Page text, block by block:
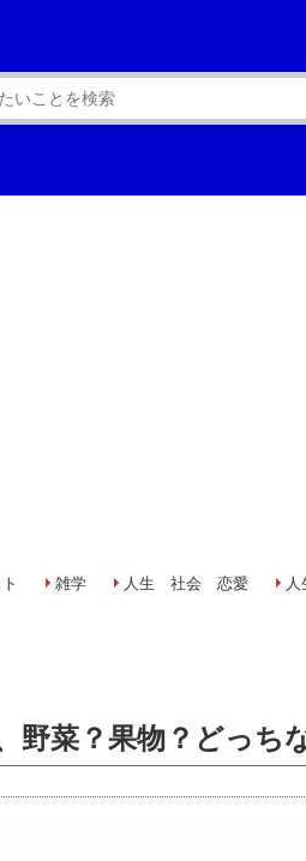
雑学 人生 社会 恋愛
野菜？果物？どっち